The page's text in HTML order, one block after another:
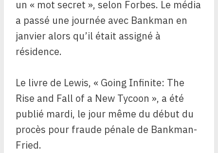
un « mot secret », selon Forbes. Le média
a passé une journée avec Bankman en
janvier alors qu’il était assigné à
résidence.
Le livre de Lewis, « Going Infinite: The
Rise and Fall of a New Tycoon », a été
publié mardi, le jour même du début du
procès pour fraude pénale de Bankman-
Fried.